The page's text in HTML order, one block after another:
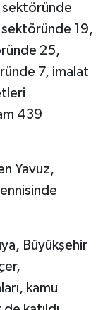
sektöründe
19,
25,
7, imalat
439
Yavuz,
Büyükşehir
kamu